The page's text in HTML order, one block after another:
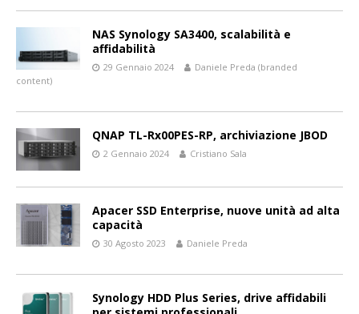
NAS Synology SA3400, scalabilità e
affidabilità
29 Gennaio 2024
Daniele Preda (branded
content)
QNAP TL-Rx00PES-RP, archiviazione JBOD
2 Gennaio 2024 Cristiano Sala
Apacer SSD Enterprise, nuove unità ad alta
capacità
30 Agosto 2023 Daniele Preda
Synology HDD Plus Series, drive affidabili